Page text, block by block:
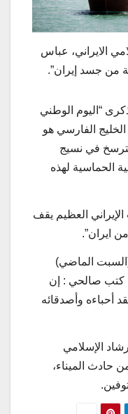
الايراني، عباس
من جسد إيران”.
“اليوم الوطني
الخليج الفارسي هو
في نسيج
الحماسیة لهذه
العظيم يقف
ايران”.
(السبت الماضي)
كتب صالحي : إن
أحباءه وأصدقائه
الإسلامي
من حادث الميناء،